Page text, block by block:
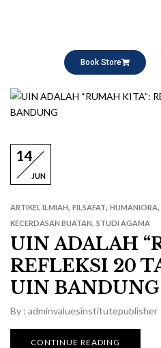
Book Store
14
JUN
ARTIKEL ILMIAH, FILSAFAT, HUMANIORA,
KECERDASAN BUATAN, STUDI AGAMA
UIN ADALAH
REFLEKSI 20
UIN BANDUNG
By : adminvaluesinstitutepublisher
CONTINUE READING